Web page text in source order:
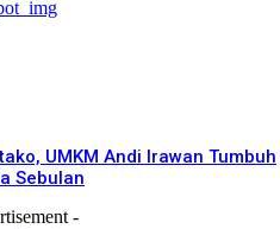
UMKM Andi Irawan Tumbuh
Sebulan
-